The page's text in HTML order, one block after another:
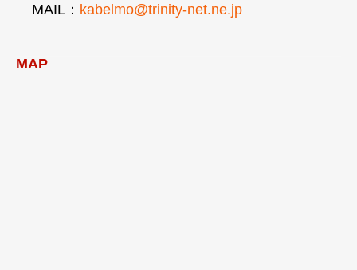
MAIL： kabelmo@trinity-net.ne.jp
MAP